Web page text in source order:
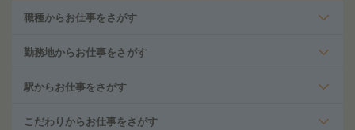
職種からお仕事をさがす
勤務地からお仕事をさがす
駅からお仕事をさがす
こだわりからお仕事をさがす